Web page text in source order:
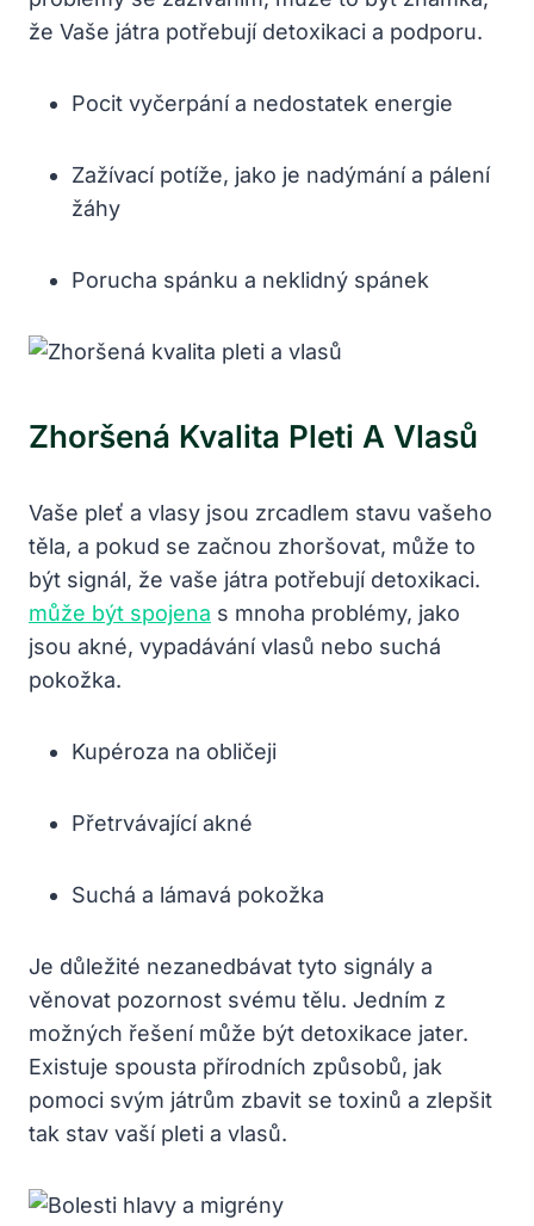
že⁤ Vaše játra potřebují detoxikaci a podporu.
Pocit vyčerpání a nedostatek energie
Zažívací potíže, jako je nadýmání a pálení
žáhy
Porucha spánku a neklidný spánek
Zhoršená Kvalita Pleti A Vlasů
Vaše pleť a vlasy jsou zrcadlem stavu vašeho⁤
těla, a pokud se začnou zhoršovat, může to‌
být ‍signál, že ⁤vaše játra potřebují detoxikaci. ‌
může být spojena s mnoha problémy, jako⁣
jsou ​akné, vypadávání ⁤vlasů nebo suchá
pokožka.
Kupéroza‌ na obličeji
Přetrvávající⁣ akné
Suchá a lámavá pokožka
Je důležité nezanedbávat⁣ tyto signály a
věnovat ⁣pozornost svému tělu. Jedním z⁣
možných řešení může být detoxikace jater.
Existuje spousta přírodních způsobů, jak ​
pomoci svým játrům zbavit se toxinů a zlepšit
tak stav vaší pleti a vlasů.